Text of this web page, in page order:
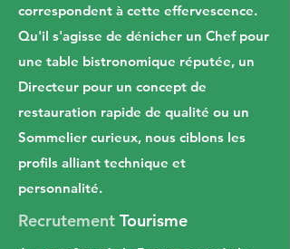
correspondent à cette effervescence.
Qu'il s'agisse de dénicher un Chef pour
une table bistronomique réputée, un
Directeur pour un concept de
restauration rapide de qualité ou un
Sommelier curieux, nous ciblons les
profils alliant technique et
personnalité.
Recrutement Tourisme